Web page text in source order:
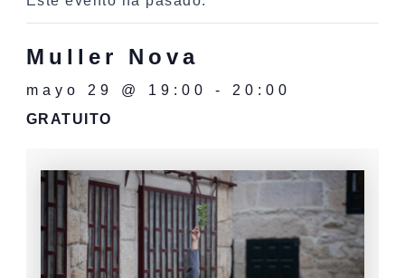
Muller Nova
mayo 29 @ 19:00 - 20:00
GRATUITO